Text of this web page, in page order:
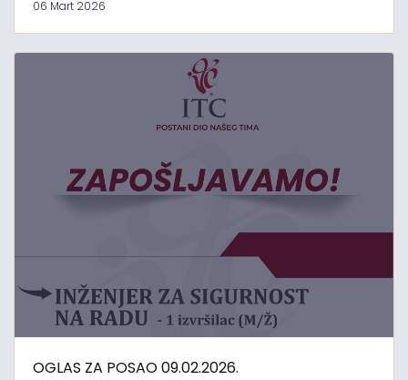
06 Mart 2026
OGLAS ZA POSAO 09.02.2026.